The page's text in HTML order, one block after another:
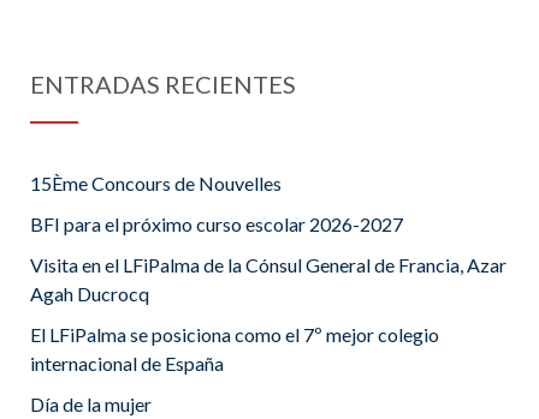
ENTRADAS RECIENTES
15Ème Concours de Nouvelles
BFI para el próximo curso escolar 2026-2027
Visita en el LFiPalma de la Cónsul General de Francia, Azar
Agah Ducrocq
El LFiPalma se posiciona como el 7º mejor colegio
internacional de España
Día de la mujer